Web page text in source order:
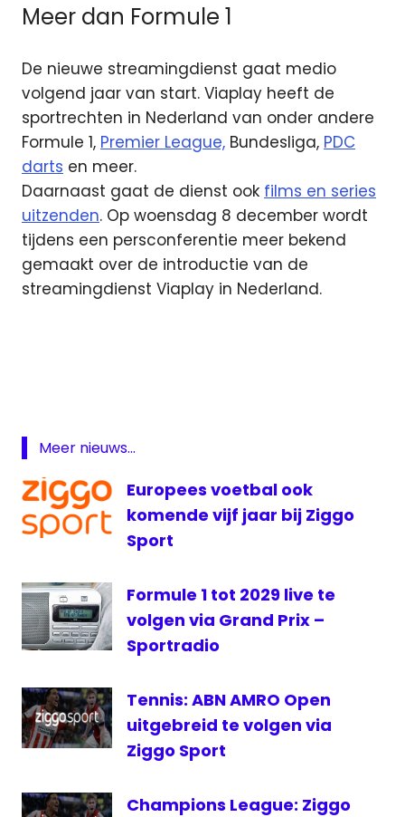
Meer dan Formule 1
De nieuwe streamingdienst gaat medio
volgend jaar van start. Viaplay heeft de
sportrechten in Nederland van onder andere
Formule 1, Premier League, Bundesliga, PDC
darts en meer.
Daarnaast gaat de dienst ook films en series
uitzenden. Op woensdag 8 december wordt
tijdens een persconferentie meer bekend
gemaakt over de introductie van de
streamingdienst Viaplay in Nederland.
Mol
Robert
Doornbos
Streamingdienst
Ziggo
Sport
Meer nieuws...
Europees voetbal ook
komende vijf jaar bij Ziggo
Sport
Formule 1 tot 2029 live te
volgen via Grand Prix –
Sportradio
Tennis: ABN AMRO Open
uitgebreid te volgen via
Ziggo Sport
Champions League: Ziggo